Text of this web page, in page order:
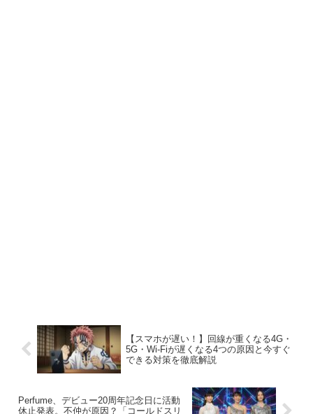
【スマホが遅い！】回線が重くなる4G・
5G・Wi-Fiが遅くなる4つの原因と今すぐ
できる対策を徹底解説
Perfume、デビュー20周年記念日に活動
休止発表。不仲が原因？「コールドスリ